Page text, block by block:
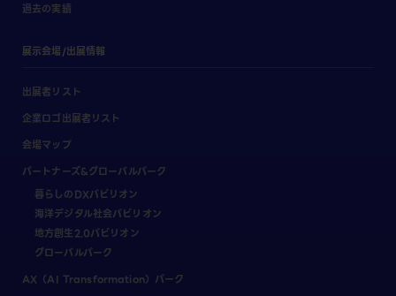
過去の実績
展示会場/出展情報
出展者リスト
企業ロゴ出展者リスト
会場マップ
パートナーズ&グローバルパーク
暮らしのDXパビリオン
海洋デジタル社会パビリオン
地方創生2.0パビリオン
グローバルパーク
AX（AI Transformation）パーク